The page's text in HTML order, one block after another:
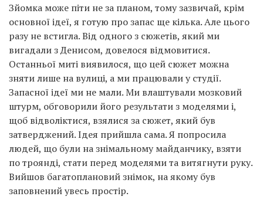
Зйомка може піти не за планом, тому зазвичай, крім
основної ідеї, я готую про запас ще кілька. Але цього
разу не встигла. Від одного з сюжетів, який ми
вигадали з Денисом, довелося відмовитися.
Останньої миті виявилося, що цей сюжет можна
зняти лише на вулиці, а ми працювали у студії.
Запасної ідеї ми не мали. Ми влаштували мозковий
штурм, обговорили його результати з моделями і,
щоб відволіктися, взялися за сюжет, який був
затверджений. Ідея прийшла сама. Я попросила
людей, що були на знімальному майданчику, взяти
по троянді, стати перед моделями та витягнути руку.
Вийшов багатоплановий знімок, на якому був
заповнений увесь простір.